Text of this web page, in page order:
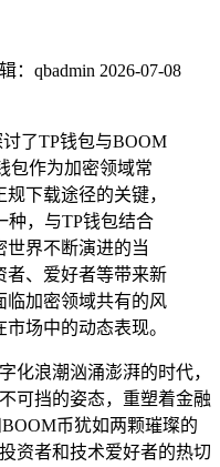
：qbadmin 2026-07-08
了TP钱包与BOOM
包作为加密领域常
下载途径的关键，
种，与TP钱包结合
世界不断演进的当
者、爱好者等带来新
临加密领域共有的风
场中的动态表现。
化浪潮汹涌澎湃的时代，
可挡的姿态，重塑着金融
币犹如两颗璀璨的
资者和技术爱好者的热切